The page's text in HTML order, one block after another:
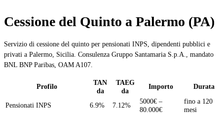
Cessione del Quinto a Palermo (PA)
Servizio di cessione del quinto per pensionati INPS, dipendenti pubblici e
privati a Palermo, Sicilia. Consulenza Gruppo Santamaria S.p.A., mandato
BNL BNP Paribas, OAM A107.
Profilo
TAN
da
TAEG
da
Importo Durata
Pensionati INPS 6.9% 7.12%
5000€ –
80.000€
fino a 120
mesi